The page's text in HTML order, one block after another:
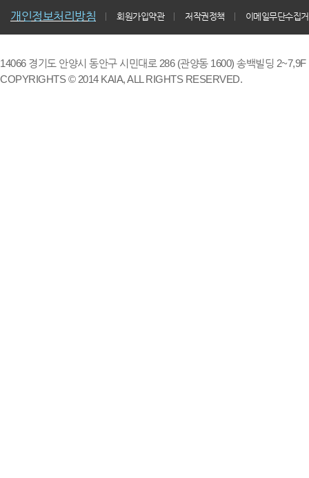
개인정보처리방침 회원가입약관 저작권정책 이메일무단수집
14066 경기도 안양시 동안구 시민대로 286 (관양동 1600) 송백빌딩
COPYRIGHTS © 2014 KAIA, ALL RIGHTS RESERVED.